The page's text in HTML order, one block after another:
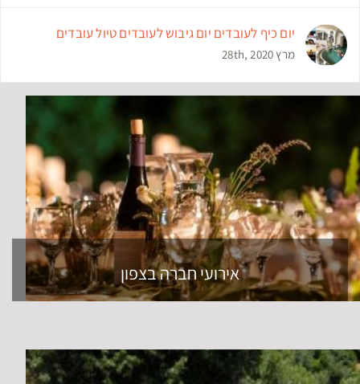
יום כיף לעובדים יום גיבוש לעובדים טיול עובדים
מרץ 28th, 2020
אירועי חברה בצפון